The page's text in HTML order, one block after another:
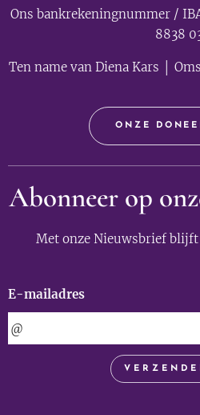
Ons bankrekeningnummer /
8838
Ten name van Diena Kars │
ONZE
Abonneer op
Met onze Nieuwsbrief blijft
E-mailadres